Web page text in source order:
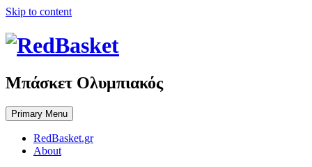
Skip to content
Μπάσκετ Ολυμπιακός
Primary Menu
RedBasket.gr
About